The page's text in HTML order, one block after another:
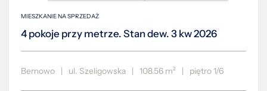
MIESZKANIE NA SPRZEDAŻ
4 pokoje przy metrze. Stan dew. 3 kw 2026
Bemowo | ul. Szeligowska | 108.56 m² | piętro 1/6